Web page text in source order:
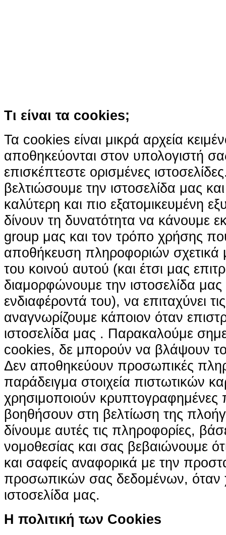
Τι είναι τα cookies;
Τα cookies είναι μικρά αρχεία
αποθηκεύονται στον υπολογιστή
επισκέπτεστε ορισμένες
βελτιώσουμε την ιστοσελίδα μας
καλύτερη και πιο εξατομικευμένη
δίνουν τη δυνατότητα να κάνουμε
group μας και τον τρόπο χρήσης
αποθήκευση πληροφοριών σχετικά
του κοινού αυτού (και έτσι μας
διαμορφώνουμε την ιστοσελίδα
ενδιαφέροντά του), να επιταχύνει
αναγνωρίζουμε κάποιον όταν
ιστοσελίδα μας . Παρακαλούμε
cookies, δε μπορούν να βλάψουν
Δεν αποθηκεύουν προσωπικές
παράδειγμα στοιχεία πιστωτικών
χρησιμοποιούν κρυπτογραφημένες
βοηθήσουν στη βελτίωση της
δίνουμε αυτές τις πληροφορίες,
νομοθεσίας και σας βεβαιώνουμε ότι
και σαφείς αναφορικά με την
προσωπικών σας δεδομένων, όταν
ιστοσελίδα μας.
H πολιτική των Cookies